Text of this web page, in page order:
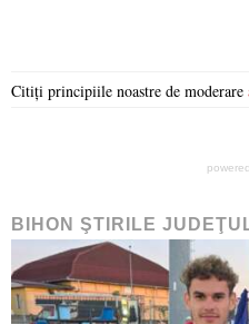
Citiți principiile noastre de moderare
BIHON ŞTIRILE